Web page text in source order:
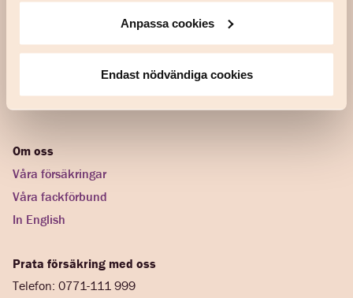
Anpassa cookies
Endast nödvändiga cookies
Om oss
Våra försäkringar
Våra fackförbund
In English
Prata försäkring med oss
Telefon: 0771-111 999